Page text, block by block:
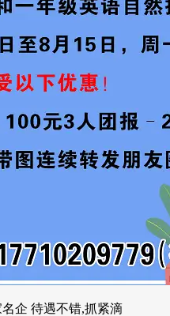
企 待遇不错,抓紧滴